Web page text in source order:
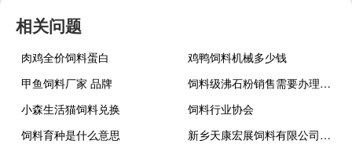
相关问题
肉鸡全价饲料蛋白
鸡鸭饲料机械多少钱
甲鱼饲料厂家 品牌
饲料级沸石粉销售需要办理什么手续
小森生活猫饲料兑换
饲料行业协会
饲料育种是什么意思
新乡天康宏展饲料有限公司官网